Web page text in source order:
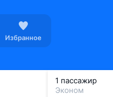
Избранное
1 пассажир
Эконом